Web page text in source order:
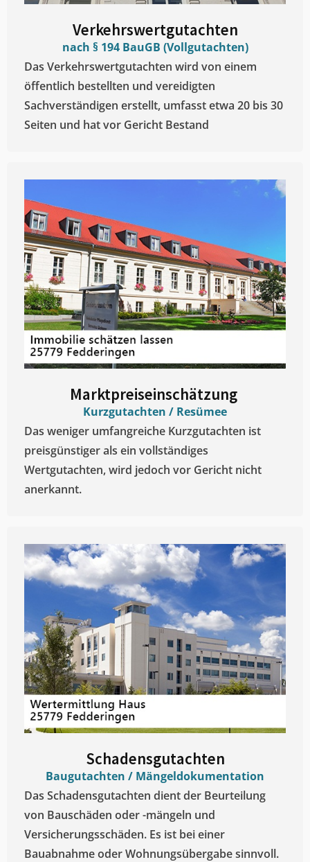
Verkehrswertgutachten
nach § 194 BauGB (Vollgutachten)
Das Verkehrswertgutachten wird von einem
öffentlich bestellten und vereidigten
Sachverständigen erstellt, umfasst etwa 20 bis 30
Seiten und hat vor Gericht Bestand
Marktpreiseinschätzung ​
Kurzgutachten / Resümee
Das weniger umfangreiche Kurzgutachten ist
preisgünstiger als ein vollständiges
Wertgutachten, wird jedoch vor Gericht nicht
anerkannt.
Schadensgutachten
Baugutachten / Mängeldokumentation
Das Schadensgutachten dient der Beurteilung
von Bauschäden oder -mängeln und
Versicherungsschäden. Es ist bei einer
Bauabnahme oder Wohnungsübergabe sinnvoll.